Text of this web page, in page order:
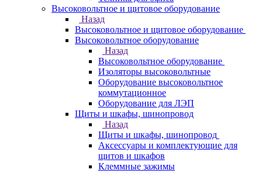
Высоковольтное и щитовое оборудование
Назад
Высоковольтное и щитовое оборудование
Высоковольтное оборудование
Назад
Высоковольтное оборудование
Изоляторы высоковольтные
Оборудование высоковольтное
коммутационное
Оборудование для ЛЭП
Щиты и шкафы, шинопровод
Назад
Щиты и шкафы, шинопровод
Аксессуары и комплектующие для
щитов и шкафов
Клеммные зажимы